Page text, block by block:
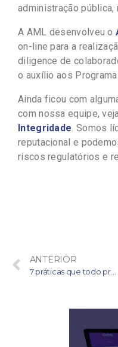
administração pública,
A AML desenvolveu o
on-line para a
diligence de
o auxílio aos
Ainda ficou com
com nossa equipe,
Integridade. Somos
reputacional e
riscos regulatórios e
ANTERIOR
7 práticas que todo profissional de PLD-FT deve adotar